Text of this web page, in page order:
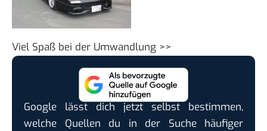
Viel Spaß bei der Umwandlung >>
Google lässt dich jetzt selbst bestimmen,
welche Quellen du in der Suche häufiger